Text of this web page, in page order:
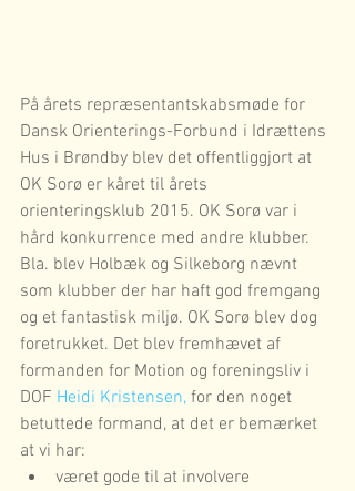
På årets repræsentantskabsmøde for
Dansk Orienterings-Forbund i Idrættens
Hus i Brøndby blev det offentliggjort at
OK Sorø er kåret til årets
orienteringsklub 2015. OK Sorø var i
hård konkurrence med andre klubber.
Bla. blev Holbæk og Silkeborg nævnt
som klubber der har haft god fremgang
og et fantastisk miljø. OK Sorø blev dog
foretrukket. Det blev fremhævet af
formanden for Motion og foreningsliv i
DOF Heidi Kristensen, for den noget
betuttede formand, at det er bemærket
at vi har:
været gode til at involvere